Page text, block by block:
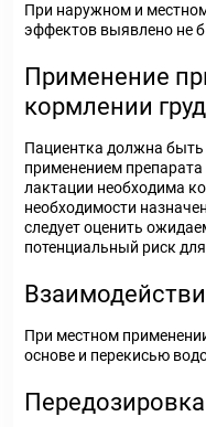
При наружном и
эффектов выявлено не
Применение
кормлении
Пациентка должна быть
применением
лактации необходима
необходимости
следует оценить
потенциальный риск
При местном
основе и перекисью
Передозировка